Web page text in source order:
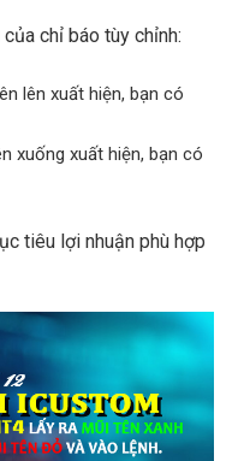
chỉ báo tùy chỉnh:
lên xuất hiện, bạn có
xuống xuất hiện, bạn có
tiêu lợi nhuận phù hợp